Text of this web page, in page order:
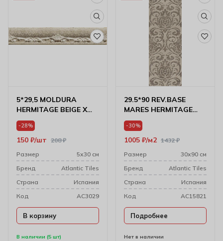
5*29,5 MOLDURA
HERMITAGE BEIGE X
8000812
В наличии (5 шт)
-28%
208₽
150 ₽ шт
Размер
5х30 см
Бренд
Atlantic Tiles
Cтрана
Испания
Код
AC3029
В корзину
29.5*90 REV.BASE
MARES HERMITAGE
BEIGE X 8000163
Нет в наличии
-30%
1432₽
1005 ₽ м2
Размер
30х90 см
Бренд
Atlantic Tiles
Cтрана
Испания
Код
AC15821
Подробнее